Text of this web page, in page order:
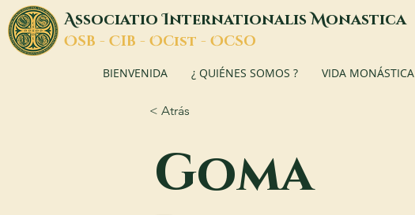
AssociatioInternationalisMonastica
OSB - CIB - OCist - OCSO
BIENVENIDA ¿ QUIÉNES SOMOS ? VIDA MONÁSTICA
< Atrás
Goma